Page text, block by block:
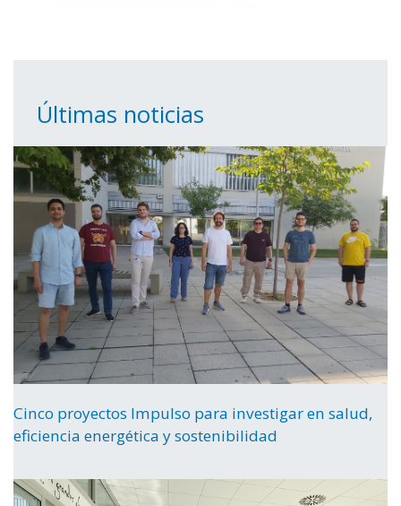
Últimas noticias
Cinco proyectos Impulso para investigar en salud,
eficiencia energética y sostenibilidad